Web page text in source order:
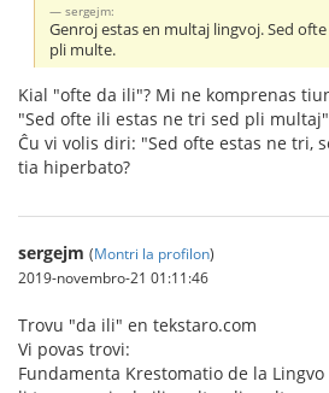
sergejm:
Genroj estas en multaj lingvoj. Sed
pli multe.
Kial "ofte da ili"? Mi ne komprenas
"Sed ofte ili estas ne tri sed pli
Ĉu vi volis diri: "Sed ofte estas ne tri,
tia hiperbato?
sergejm (Montri la profilon)
2019-novembro-21 01:11:46
Trovu "da ili" en tekstaro.com
Vi povas trovi:
Fundamenta Krestomatio de la Lingvo